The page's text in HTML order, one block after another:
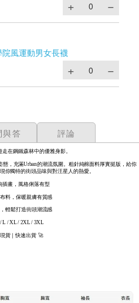
風運動男女長襪
與答 評論